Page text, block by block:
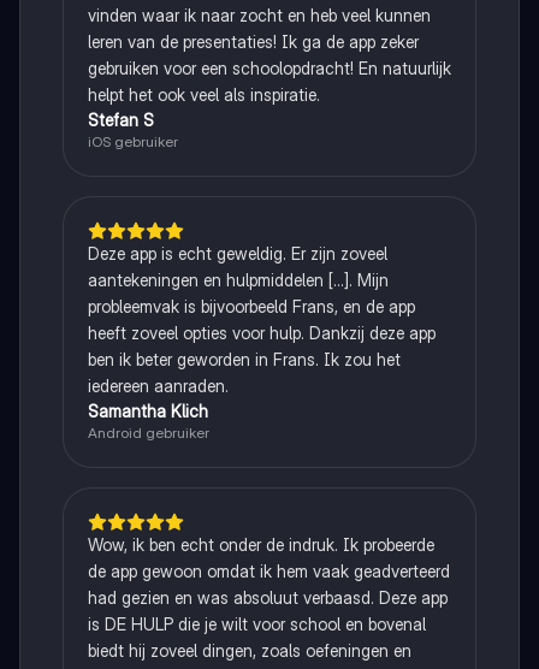
vinden waar ik naar zocht en heb veel kunnen
leren van de presentaties! Ik ga de app zeker
gebruiken voor een schoolopdracht! En natuurlijk
helpt het ook veel als inspiratie.
Stefan S
iOS gebruiker
Deze app is echt geweldig. Er zijn zoveel
aantekeningen en hulpmiddelen [...]. Mijn
probleemvak is bijvoorbeeld Frans, en de app
heeft zoveel opties voor hulp. Dankzij deze app
ben ik beter geworden in Frans. Ik zou het
iedereen aanraden.
Samantha Klich
Android gebruiker
Wow, ik ben echt onder de indruk. Ik probeerde
de app gewoon omdat ik hem vaak geadverteerd
had gezien en was absoluut verbaasd. Deze app
is DE HULP die je wilt voor school en bovenal
biedt hij zoveel dingen, zoals oefeningen en